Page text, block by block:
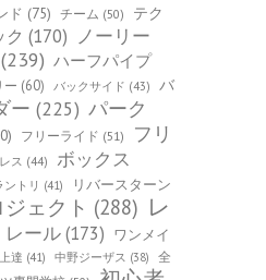
ド (75) チーム (50)
テク
ク (170) ノーリー
(239) ハーフパイプ
ー (60) バックサイド (43)
バ
ー (225) パーク
フリーライド (51)
フリ
ス (44)
ボックス
ントリ (41)
リバースターン
ェクト (288) レ
レール(173) ワンメイ
上達 (41) 中野ジーザス (38)
全